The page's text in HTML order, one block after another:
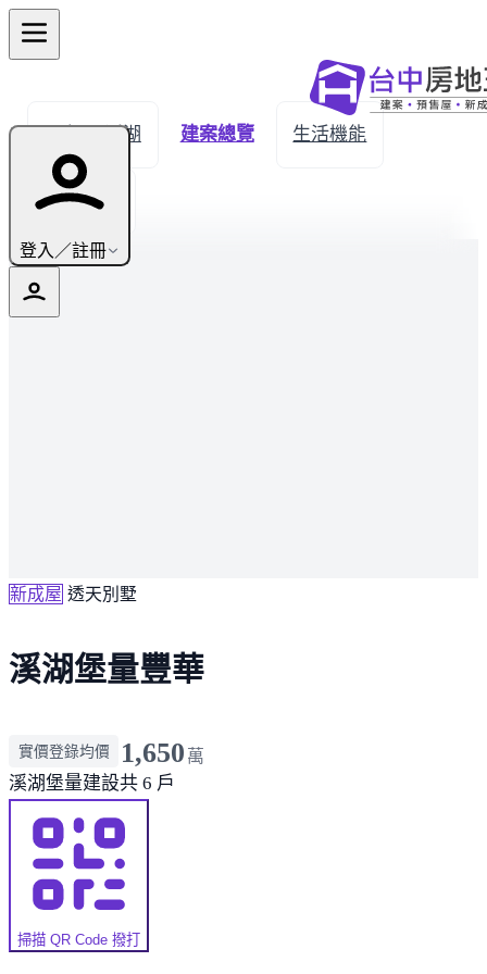
登入／註冊
← 返回溪湖 建案總覽 生活機能
實價登錄
新成屋 透天別墅
溪湖堡量豐華
實價登錄均價 1,650 萬
溪湖堡量建設共 6 戶
掃描 QR Code 撥打